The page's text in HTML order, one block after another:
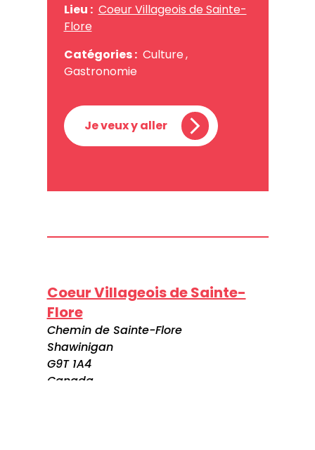
Lieu : Coeur Villageois de Sainte-
Flore
Catégories : Culture,
Gastronomie
Je veux y aller
Coeur Villageois de Sainte-
Flore
Chemin de Sainte-Flore
Shawinigan
G9T 1A4
Canada